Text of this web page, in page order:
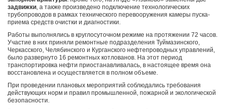
задвижки, а также произведено подключение технологических
трубопроводов в рамках технического перевооружения камеры пуска-
приема средств очистки и диагностики.
Работы выполнялись в круглосуточном режиме на протяжении 72 часов.
Участие в них приняли ремонтные подразделения Туймазинского,
Черкасского, Челябинского и Курганского нефтепроводных управлений,
было развернуто 16 ремонтных котлованов. На этот период
транспортировка нефти приостанавливалась, в настоящее время она
восстановлена и осуществляется в полном объеме.
При проведении плановых мероприятий соблюдались требования
действующих норм и правил промышленной, пожарной и экологической
безопасности.